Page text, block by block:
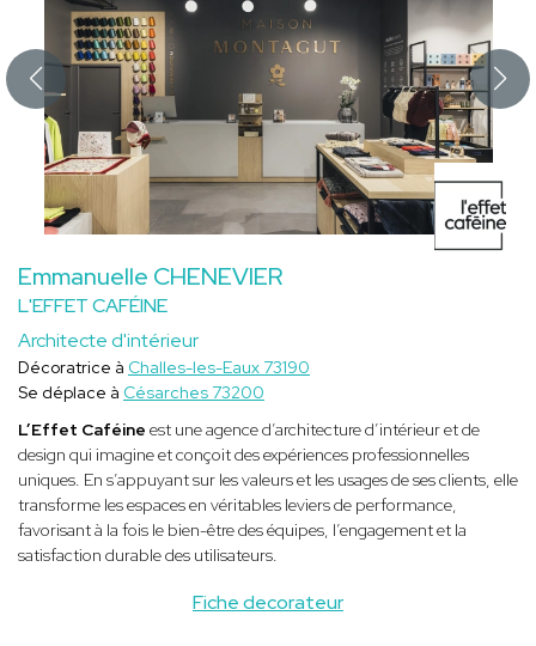
Emmanuelle CHENEVIER
L'EFFET CAFÉINE
Architecte d'intérieur
Fiche decorateur
Décoratrice à Challes-les-Eaux 73190
Se déplace à Césarches 73200
L’Effet Caféine est une agence d’architecture d’intérieur et de
design qui imagine et conçoit des expériences professionnelles
uniques. En s’appuyant sur les valeurs et les usages de ses clients, elle
transforme les espaces en véritables leviers de performance,
favorisant à la fois le bien-être des équipes, l’engagement et la
satisfaction durable des utilisateurs.